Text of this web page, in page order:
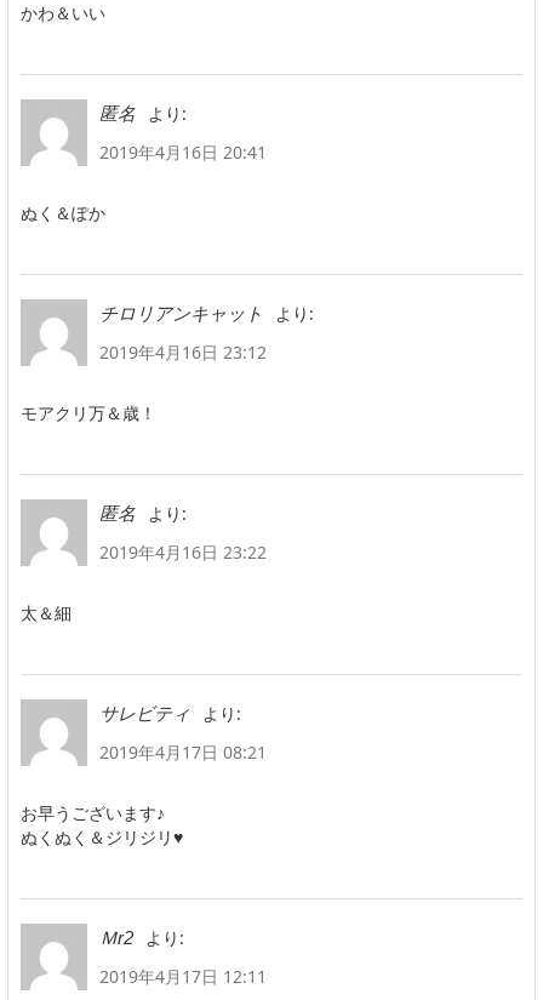
かわ＆いい
匿名
より:
2019年4月16日 20:41
ぬく＆ぽか
チロリアンキャット
より:
2019年4月16日 23:12
モアクリ万＆歳！
匿名
より:
2019年4月16日 23:22
太＆細
サレビティ
より:
2019年4月17日 08:21
お早うございます♪
ぬくぬく＆ジリジリ♥
Ｍr2
より:
2019年4月17日 12:11